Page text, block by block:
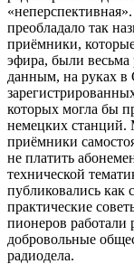
преобладало так
приёмники,
эфира, были
данным, на руках
которых могла бы
немецких станций.
приёмники
не платить
технической
публиковались как
практические
пионеров работали
добровольные
радиодела.